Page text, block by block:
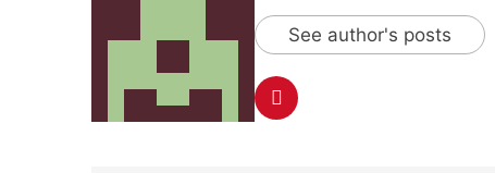
Transporte: un
23 Horas Atrás
See author's posts